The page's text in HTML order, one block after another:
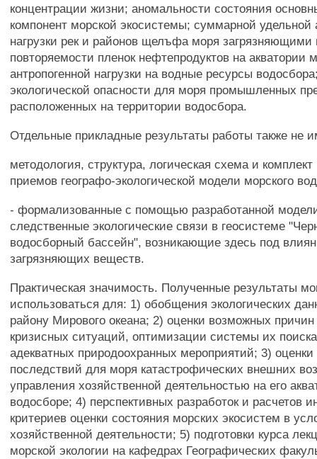
концентрации жизни; аномальности состояния
компонент морской экосистемы; суммарной удельной
нагрузки рек и районов щелъфа моря
повторяемости пленок нефтепродуктов на акватории
антропогенной нагрузки на водные ресурсы
экологической опасности для моря промышленных
расположенных на территории водосбора.
Отдельные прикладные результаты работы также не
методология, структура, логическая схема и
приемов географо-экологической модели морского
- формализованные с помощью разработанной
следственные экологические связи в геосистеме
водосборный бассейн", возникающие здесь под
загрязняющих веществ.
Практическая значимость. Полученные результаты
использоваться для: 1) обобщения экологических
району Мирового океана; 2) оценки возможных причин
кризисных ситуаций, оптимизации системы их
адекватных природоохранных мероприятий; 3)
последствий для моря катастрофических внешних
управления хозяйственной деятельностью на его
водосборе; 4) перспективных разработок и расчетов
критериев оценки состояния морских экосистем в
хозяйственной деятельности; 5) подготовки курса
морской экологии на кафедрах Географических